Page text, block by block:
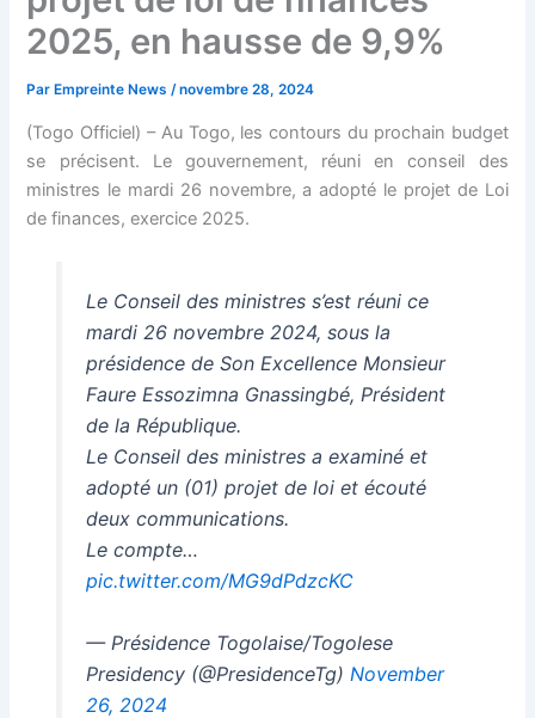
2025, en hausse de 9,9%
Par Empreinte News/novembre 28, 2024
(Togo Officiel) – Au Togo, les contours du prochain budget
se précisent. Le gouvernement, réuni en conseil des
ministres le mardi 26 novembre, a adopté le projet de Loi
de finances, exercice 2025.
Le Conseil des ministres s’est réuni ce
mardi 26 novembre 2024, sous la
présidence de Son Excellence Monsieur
Faure Essozimna Gnassingbé, Président
de la République.
Le Conseil des ministres a examiné et
adopté un (01) projet de loi et écouté
deux communications.
Le compte…
pic.twitter.com/MG9dPdzcKC
— Présidence Togolaise/Togolese
Presidency (@PresidenceTg) November
26, 2024